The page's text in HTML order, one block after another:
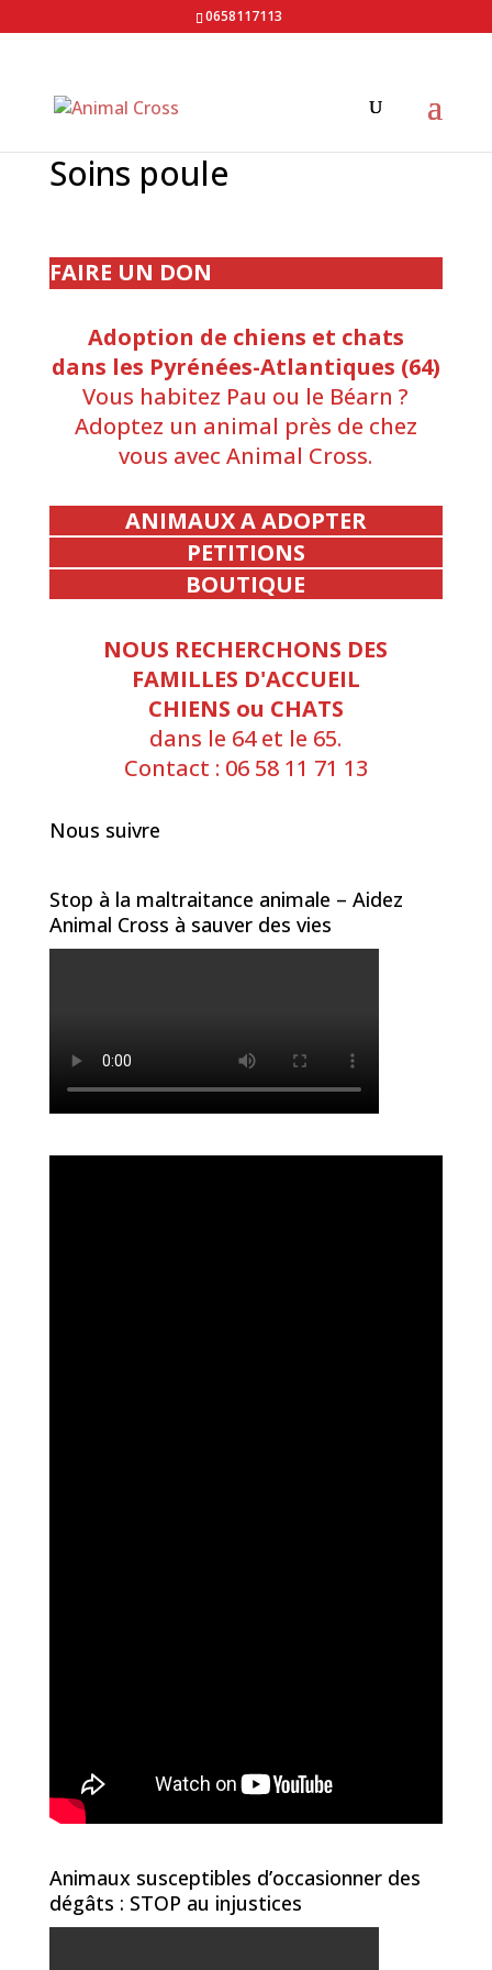
0658117113
Soins poule
FAIRE UN DON
Adoption de chiens et chats
dans les Pyrénées-Atlantiques (64)
Vous habitez Pau ou le Béarn ?
Adoptez un animal près de chez
vous avec Animal Cross.
ANIMAUX A ADOPTER
PETITIONS
BOUTIQUE
NOUS RECHERCHONS DES
FAMILLES D'ACCUEIL
CHIENS ou CHATS
dans le 64 et le 65.
Contact : 06 58 11 71 13
Nous suivre
Stop à la maltraitance animale – Aidez
Animal Cross à sauver des vies
Animaux susceptibles d’occasionner des
dégâts : STOP au injustices